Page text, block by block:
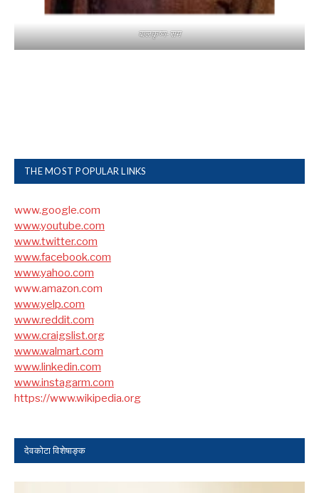
बालकृष्ण-सम
THE MOST POPULAR LINKS
www.google.com
www.youtube.com
www.twitter.com
www.facebook.com
www.yahoo.com
www.amazon.com
www.yelp.com
www.reddit.com
www.craigslist.org
www.walmart.com
www.linkedin.com
www.instagarm.com
https://www.wikipedia.org
देवकोटा विशेषाङ्क